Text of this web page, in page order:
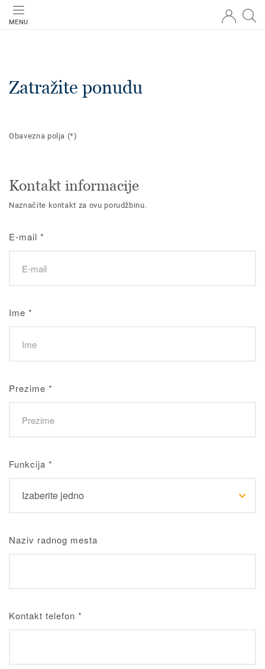
MENU
Zatražite ponudu
Obavezna polja (*)
Kontakt informacije
Naznačite kontakt za ovu porudžbinu.
E-mail *
Ime *
Prezime *
Funkcija *
Naziv radnog mesta
Kontakt telefon *